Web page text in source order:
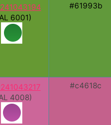
6001)
#61993b
4008)
#c4618c